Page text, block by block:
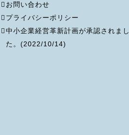
お問い合わせ
プライバシーポリシー
中小企業経営革新計画が承認されまし
た。(2022/10/14)